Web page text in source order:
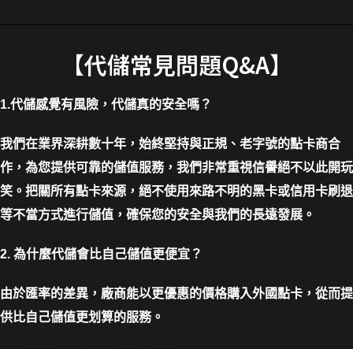
【代儲常見問題Q&A】
1.代儲感覺有風險，代儲真的安全嗎？
我們在業界深耕數十年，始終堅持與正規、老字號的點卡商合
作，為您提供可靠的儲值服務，我們非常重視信譽絕不以此開玩
笑。把關所有點卡來源，絕不使用來路不明的黑卡或信用卡刷退
等不當方式進行儲值，確保您的安全與我們的長遠發展。
2. 為什麼代儲會比自己儲值更便宜？
由於匯率的差異，廠商能以更優惠的價格購入外國點卡，從而提
供比自己儲值更划算的服務。